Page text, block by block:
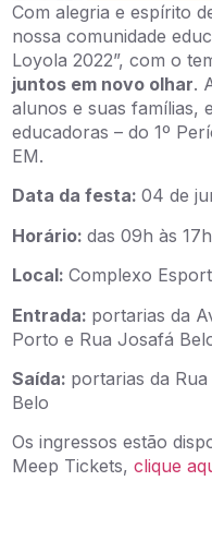
Com alegria e espírito
nossa comunidade
Loyola 2022”,com o
juntos em novo olhar.
alunos e suas famílias, e
educadoras–do 1º
EM.
Data da festa:04 de
Horário:das 09h às 17h
Local:Complexo
Entrada: portarias da
Porto e Rua Josafá
Saída: portarias da
Belo
Os ingressos estão
Meep Tickets,clique